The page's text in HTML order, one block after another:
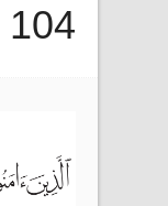
104 ،2 البقرة